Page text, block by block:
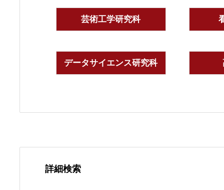
芸術工学研究科
データサイエンス研究科
詳細検索